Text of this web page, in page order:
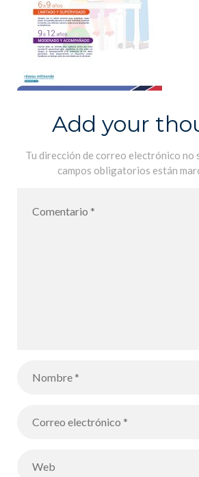
Add your
Tu dirección de correo electrónico no
campos obligatorios están